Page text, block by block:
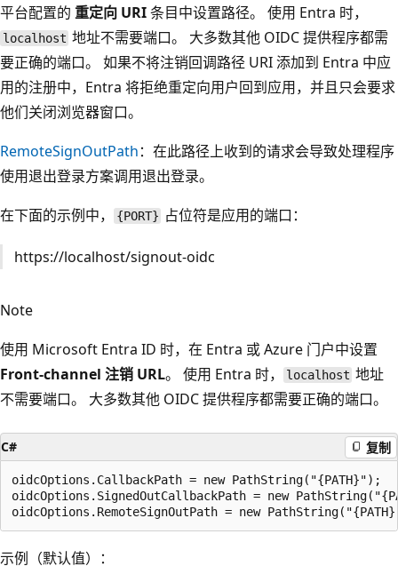
平台配置的 重定向 URI条目中设置路径。 使用 Entra 时，
localhost 地址不需要端口。 大多数其他 OIDC 提供程序都需
要正确的端口。 如果不将注销回调路径 URI 添加到 Entra 中应
用的注册中，Entra 将拒绝重定向用户回到应用，并且只会要求
他们关闭浏览器窗口。
RemoteSignOutPath：在此路径上收到的请求会导致处理程序
使用退出登录方案调用退出登录。
在下面的示例中，
{PORT} 占位符是应用的端口：
https://localhost/signout-oidc
Note
使用 Microsoft Entra ID 时，在 Entra 或 Azure 门户中设置
Front-channel 注销 URL。 使用 Entra 时， localhost 地址
不需要端口。 大多数其他 OIDC 提供程序都需要正确的端口。
C# 复制
oidcOptions.CallbackPath = new PathString("{PATH}");
oidcOptions.SignedOutCallbackPath = new
示例（默认值）：